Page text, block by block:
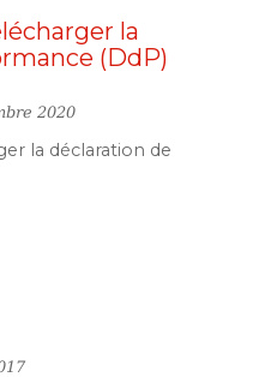
la
(DdP)
2020
la déclaration de